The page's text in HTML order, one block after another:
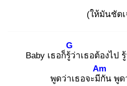
(ให้มันชัด
Baby เธอก็รู้ว่
G
าเธอต้องไป
พูดว่าเธอจะมีกั
Am
น พูด